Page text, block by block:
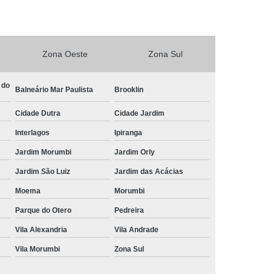
para Carros
para Carros Especiais
Central de Comando Eletrônico para Volante
Comandos de Painel ao Volante
Central Multimídia Adaptada
com Gps
Central Multimídia com Tv
para Pcd
Central Multimídia Pcd
Pcd
Comando de Painel ao Volante Pcd
Zona Oeste Zona Sul
Balneário Mar Paulista Brooklin
Cidade Dutra Cidade Jardim
Interlagos Ipiranga
Jardim Morumbi Jardim Orly
Jardim São Luiz Jardim das Acácias
Moema Morumbi
Parque do Otero Pedreira
Vila Alexandria Vila Andrade
Vila Morumbi Zona Sul